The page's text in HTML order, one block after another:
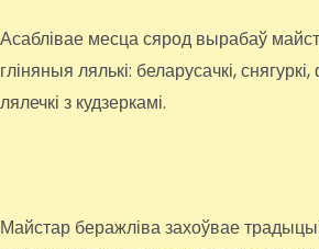
Асаблівае месца сярод вырабаў
гліняныя лялькі: беларусачкі,
лялечкі з кудзеркамі.
Майстар беражліва захоўвае